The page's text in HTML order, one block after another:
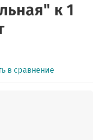
к 1
в сравнение